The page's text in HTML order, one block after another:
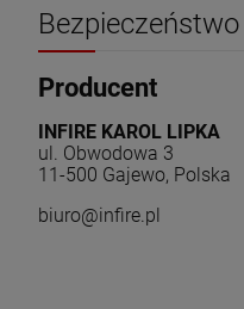
Bezpieczeństwo
Producent
INFIRE KAROL LIPKA
ul. Obwodowa 3
11-500 Gajewo, Polska
biuro@infire.pl